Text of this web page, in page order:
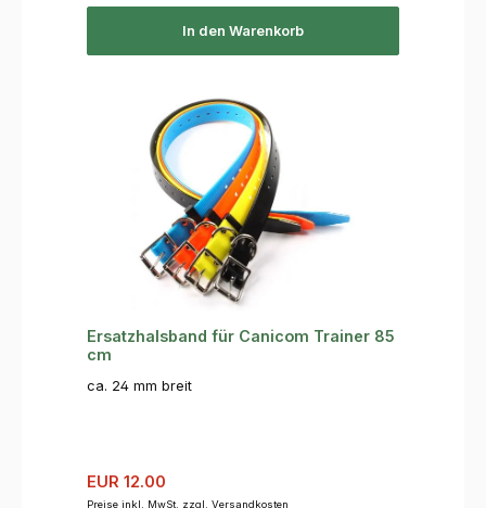
In den Warenkorb
Ersatzhalsband für Canicom Trainer 85
cm
ca. 24 mm breit
Verkaufspreis:
EUR 12.00
Preise inkl. MwSt. zzgl. Versandkosten